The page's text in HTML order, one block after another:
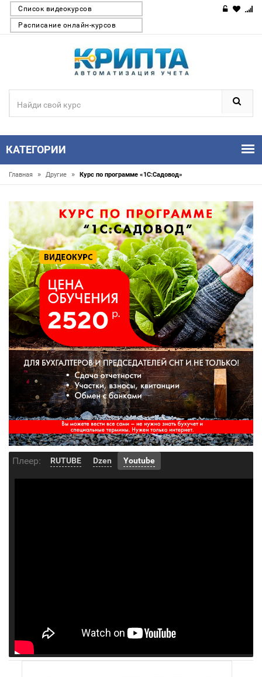
Список видеокурсов
Расписание онлайн-курсов
КАТЕГОРИИ
Главная » Другие » Курс по программе «1С:Садовод»
Плеер: RUTUBE Dzen Youtube